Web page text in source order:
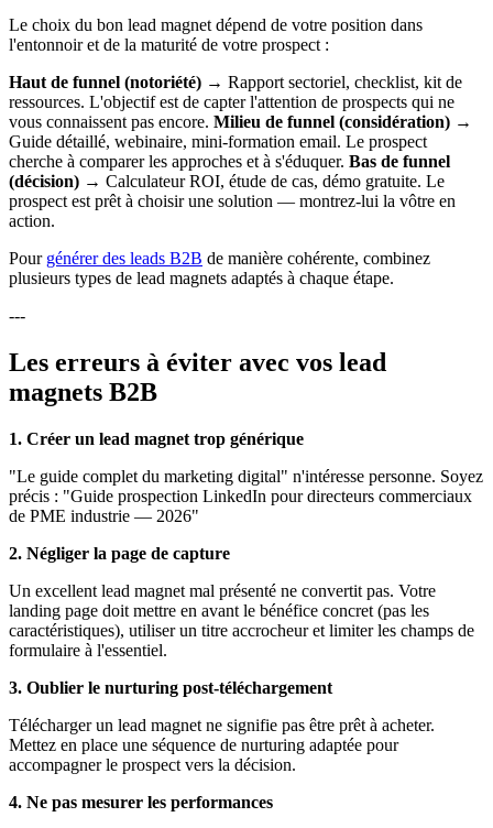
Le choix du bon lead magnet dépend de votre position dans
l'entonnoir et de la maturité de votre prospect :
Haut de funnel (notoriété) → Rapport sectoriel, checklist, kit de
ressources. L'objectif est de capter l'attention de prospects qui ne
vous connaissent pas encore. Milieu de funnel (considération) →
Guide détaillé, webinaire, mini-formation email. Le prospect
cherche à comparer les approches et à s'éduquer. Bas de funnel
(décision) → Calculateur ROI, étude de cas, démo gratuite. Le
prospect est prêt à choisir une solution — montrez-lui la vôtre en
action.
Pour générer des leads B2B de manière cohérente, combinez
plusieurs types de lead magnets adaptés à chaque étape.
---
Les erreurs à éviter avec vos lead
magnets B2B
1. Créer un lead magnet trop générique
"Le guide complet du marketing digital" n'intéresse personne. Soyez
précis : "Guide prospection LinkedIn pour directeurs commerciaux
de PME industrie — 2026"
2. Négliger la page de capture
Un excellent lead magnet mal présenté ne convertit pas. Votre
landing page doit mettre en avant le bénéfice concret (pas les
caractéristiques), utiliser un titre accrocheur et limiter les champs de
formulaire à l'essentiel.
3. Oublier le nurturing post-téléchargement
Télécharger un lead magnet ne signifie pas être prêt à acheter.
Mettez en place une séquence de nurturing adaptée pour
accompagner le prospect vers la décision.
4. Ne pas mesurer les performances